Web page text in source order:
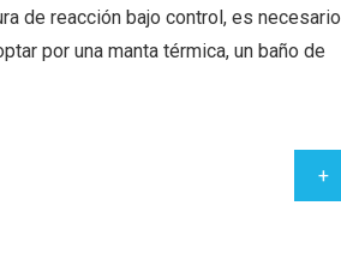
de reacción bajo control, es necesario
por una manta térmica, un baño de
+